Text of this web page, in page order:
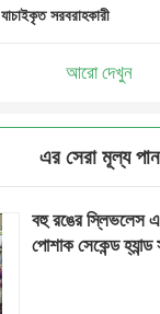
যাচাইকৃত সরবরাহকারী
আরো দেখুন
এর সেরা মূল্য পান
বহু রঙের স্লিভলেস
পোশাক সেকেন্ড